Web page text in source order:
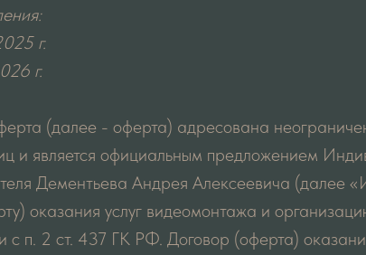
г.
г.
(далее - оферта) адресована
и является официальным предложением
Дементьева Андрея Алексеевича (далее
оказания услуг видеомонтажа и
с п. 2 ст. 437 ГК РФ. Договор (оферта)